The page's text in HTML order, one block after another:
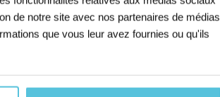
de notre site avec nos partenaires de médias
que vous leur avez fournies ou qu'ils